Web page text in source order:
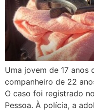
Uma jovem de 17
companheiro de 22
O caso foi registrado
Pessoa. À polícia, a